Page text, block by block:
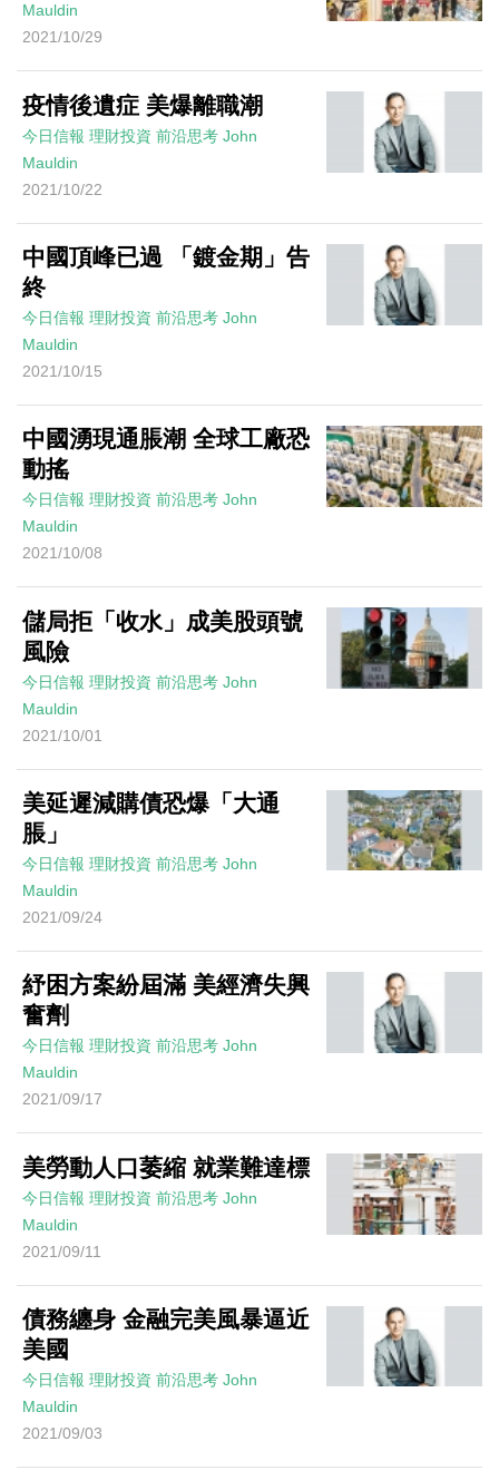
Mauldin
2021/10/29
疫情後遺症 美爆離職潮
今日信報 理財投資 前沿思考 John
Mauldin
2021/10/22
中國頂峰已過 「鍍金期」告
終
今日信報 理財投資 前沿思考 John
Mauldin
2021/10/15
中國湧現通脹潮 全球工廠恐
動搖
今日信報 理財投資 前沿思考 John
Mauldin
2021/10/08
儲局拒「收水」成美股頭號
風險
今日信報 理財投資 前沿思考 John
Mauldin
2021/10/01
美延遲減購債恐爆「大通
脹」
今日信報 理財投資 前沿思考 John
Mauldin
2021/09/24
紓困方案紛屆滿 美經濟失興
奮劑
今日信報 理財投資 前沿思考 John
Mauldin
2021/09/17
美勞動人口萎縮 就業難達標
今日信報 理財投資 前沿思考 John
Mauldin
2021/09/11
債務纏身 金融完美風暴逼近
美國
今日信報 理財投資 前沿思考 John
Mauldin
2021/09/03